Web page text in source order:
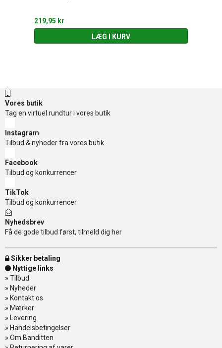
219,95 kr
LÆG I KURV
Vores butik
Tag en virtuel rundtur i vores butik
Instagram
Tilbud & nyheder fra vores butik
Facebook
Tilbud og konkurrencer
TikTok
Tilbud og konkurrencer
Nyhedsbrev
Få de gode tilbud først, tilmeld dig her
Sikker betaling
Nyttige links
» Tilbud
» Nyheder
» Kontakt os
» Mærker
» Levering
» Handelsbetingelser
» Om Banditten